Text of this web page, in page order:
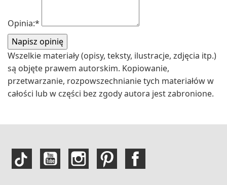
Opinia:*
Wszelkie materiały (opisy, teksty, ilustracje, zdjęcia itp.)
są objęte prawem autorskim. Kopiowanie,
przetwarzanie, rozpowszechnianie tych materiałów w
całości lub w części bez zgody autora jest zabronione.